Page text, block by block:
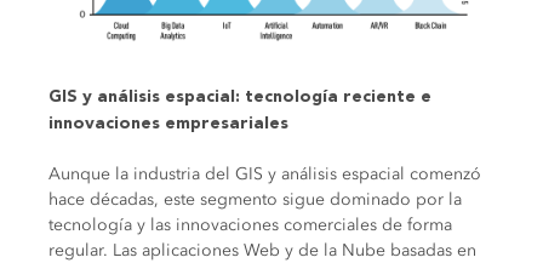
GIS y análisis espacial: tecnología reciente e
innovaciones empresariales
Aunque la industria del GIS y análisis espacial comenzó
hace décadas, este segmento sigue dominado por la
tecnología y las innovaciones comerciales de forma
regular. Las aplicaciones Web y de la Nube basadas en